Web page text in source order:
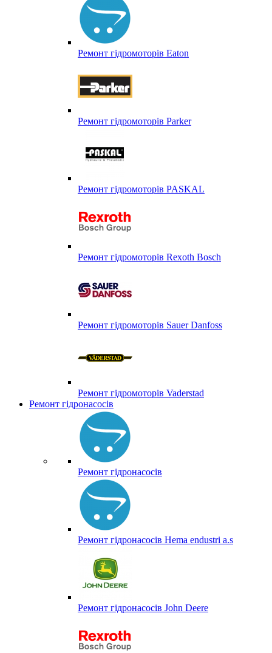
Ремонт гідромоторів Eaton
Ремонт гідромоторів Parker
Ремонт гідромоторів PASKAL
Ремонт гідромоторів Rexoth Bosch
Ремонт гідромоторів Sauer Danfoss
Ремонт гідромоторів Vaderstad
Ремонт гідронасосів
Ремонт гідронасосів
Ремонт гідронасосів Hema endustri a.s
Ремонт гідронасосів John Deere